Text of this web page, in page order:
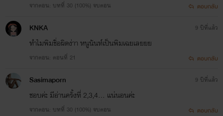
จากตอน: บทที่ 30 (100%) จบตอน ตอบกลับ
KNKA
ทำไมพิมชื่อผิดง่าา หนูนันท์เป็นพิมเฉยเลยยย
จากตอน: ตอนที่ 21
9 ปีที่แล้ว
ตอบกลับ
Sasimaporn
ชอบค่ะ มีอ่านครั้งที่ 2,3,4... แน่นอนค่ะ
จากตอน: บทที่ 30 (100%) จบตอน
9 ปีที่แล้ว
ตอบกลับ